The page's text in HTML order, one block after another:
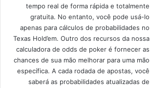
tempo real de forma rápida e totalmente
gratuita. No entanto, você pode usá-lo
apenas para cálculos de probabilidades no
Texas Hold’em. Outro dos recursos da nossa
calculadora de odds de poker é fornecer as
chances de sua mão melhorar para uma mão
específica. A cada rodada de apostas, você
saberá as probabilidades atualizadas de